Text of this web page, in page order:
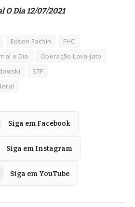
O Dia 12/07/2021
Edson Fachin
FHC
o Dia
Operação Lava-Jato
STF
Siga em Facebook
Siga em Instagram
Siga em YouTube